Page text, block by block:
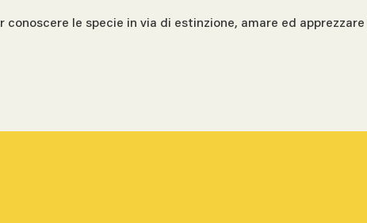
le specie in via di estinzione, amare ed apprezzare